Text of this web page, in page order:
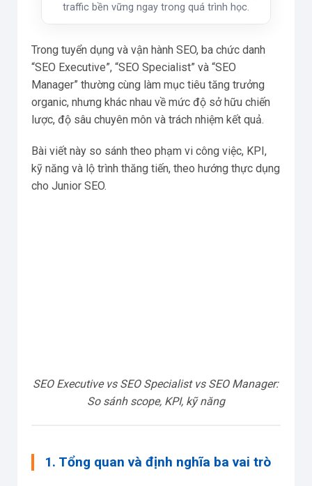
traffic bền vững ngay trong quá trình học.
Trong tuyển dụng và vận hành SEO, ba chức danh
“SEO Executive”, “SEO Specialist” và “SEO
Manager” thường cùng làm mục tiêu tăng trưởng
organic, nhưng khác nhau về mức độ sở hữu chiến
lược, độ sâu chuyên môn và trách nhiệm kết quả.
Bài viết này so sánh theo phạm vi công việc, KPI,
kỹ năng và lộ trình thăng tiến, theo hướng thực dụng
cho Junior SEO.
SEO Executive vs SEO Specialist vs SEO Manager:
So sánh scope, KPI, kỹ năng
1. Tổng quan và định nghĩa ba vai trò